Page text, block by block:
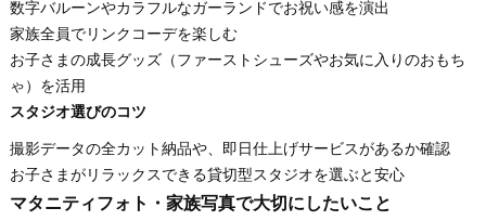
数字バルーンやカラフルなガーランドでお祝い感を演出
家族全員でリンクコーデを楽しむ
お子さまの成長グッズ（ファーストシューズやお気に入りのおもち
ゃ）を活用
スタジオ選びのコツ
撮影データの全カット納品や、即日仕上げサービスがあるか確認
お子さまがリラックスできる貸切型スタジオを選ぶと安心
マタニティフォト・家族写真で大切にしたいこと